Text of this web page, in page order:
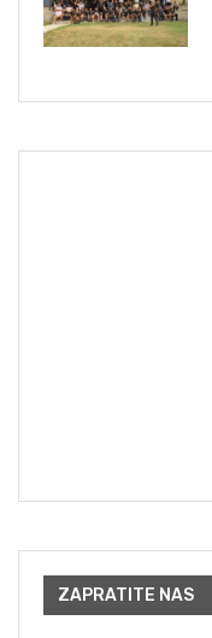
ZAPRATITE NAS